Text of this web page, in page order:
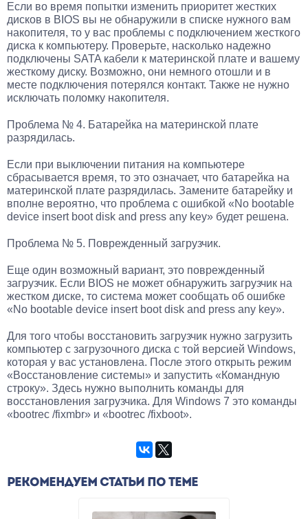
Если во время попытки изменить приоритет жестких
дисков в BIOS вы не обнаружили в списке нужного вам
накопителя, то у вас проблемы с подключением жесткого
диска к компьютеру. Проверьте, насколько надежно
подключены SATA кабели к материнской плате и вашему
жесткому диску. Возможно, они немного отошли и в
месте подключения потерялся контакт. Также не нужно
исключать поломку накопителя.
Проблема № 4. Батарейка на материнской плате
разрядилась.
Если при выключении питания на компьютере
сбрасывается время, то это означает, что батарейка на
материнской плате разрядилась. Замените батарейку и
вполне вероятно, что проблема с ошибкой «No bootable
device insert boot disk and press any key» будет решена.
Проблема № 5. Поврежденный загрузчик.
Еще один возможный вариант, это поврежденный
загрузчик. Если BIOS не может обнаружить загрузчик на
жестком диске, то система может сообщать об ошибке
«No bootable device insert boot disk and press any key».
Для того чтобы восстановить загрузчик нужно загрузить
компьютер с загрузочного диска с той версией Windows,
которая у вас установлена. После этого открыть режим
«Восстановление системы» и запустить «Командную
строку». Здесь нужно выполнить команды для
восстановления загрузчика. Для Windows 7 это команды
«bootrec /fixmbr» и «bootrec /fixboot».
РЕКОМЕНДУЕМ СТАТЬИ ПО ТЕМЕ